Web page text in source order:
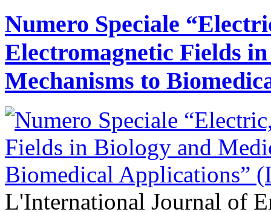
Numero Speciale
Electromagnetic Fields
Mechanisms to
L'International Journal of